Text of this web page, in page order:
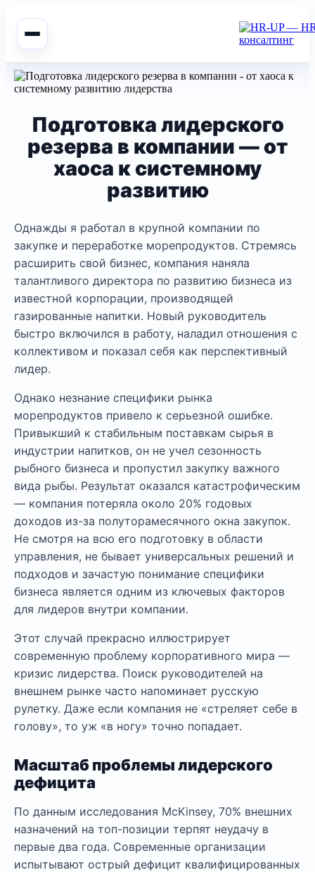
Подготовка лидерского
резерва в компании — от
хаоса к системному
развитию
Однажды я работал в крупной компании по
закупке и переработке морепродуктов. Стремясь
расширить свой бизнес, компания наняла
талантливого директора по развитию бизнеса из
известной корпорации, производящей
газированные напитки. Новый руководитель
быстро включился в работу, наладил отношения с
коллективом и показал себя как перспективный
лидер.
Однако незнание специфики рынка
морепродуктов привело к серьезной ошибке.
Привыкший к стабильным поставкам сырья в
индустрии напитков, он не учел сезонность
рыбного бизнеса и пропустил закупку важного
вида рыбы. Результат оказался катастрофическим
— компания потеряла около 20% годовых
доходов из-за полуторамесячного окна закупок.
Не смотря на всю его подготовку в области
управления, не бывает универсальных решений и
подходов и зачастую понимание специфики
бизнеса является одним из ключевых факторов
для лидеров внутри компании.
Этот случай прекрасно иллюстрирует
современную проблему корпоративного мира —
кризис лидерства. Поиск руководителей на
внешнем рынке часто напоминает русскую
рулетку. Даже если компания не «стреляет себе в
голову», то уж «в ногу» точно попадает.
Масштаб проблемы лидерского
дефицита
По данным исследования McKinsey, 70% внешних
назначений на топ-позиции терпят неудачу в
первые два года. Современные организации
испытывают острый дефицит квалифицированных